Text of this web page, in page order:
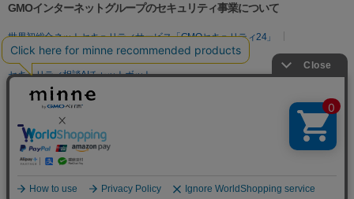
GMOインターネットグループのセキュリティ事業について
世界初総合ネットセキュリティサービス「GMOセキュリティ24」
パスワード漏洩診断
Webサイトリスク診断
セキュリティ相談AIチャットボット
実在証明・盗聴対策
サイバー攻撃対策（GMO Flatt Security）
セキュリティ事業の軌跡